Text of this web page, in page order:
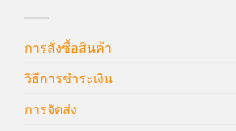
การสั่งซื้อสินค้า
วิธีการชำระเงิน
การจัดส่ง